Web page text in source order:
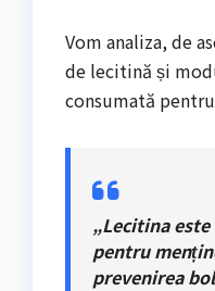
Vom analiza, de
de lecitină și
consumată
„Lecitina
pentru
prevenirea